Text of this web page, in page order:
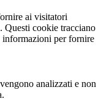
ai visitatori
Questi cookie tracciano
informazioni per fornire
analizzati e non